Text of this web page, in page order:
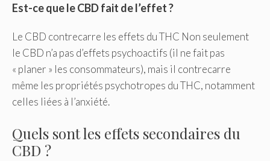
Est-ce que le CBD fait de l’effet ?
Le CBD contrecarre les effets du THC Non seulement
le CBD n’a pas d’effets psychoactifs (il ne fait pas
« planer » les consommateurs), mais il contrecarre
même les propriétés psychotropes du THC, notamment
celles liées à l’anxiété.
Quels sont les effets secondaires du
CBD ?